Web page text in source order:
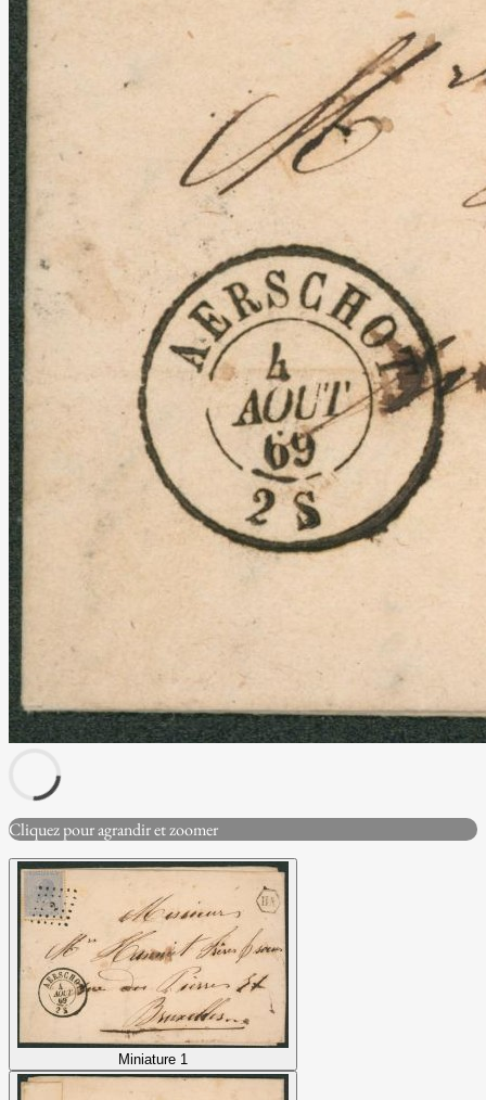
Cliquez pour agrandir et zoomer
Miniature 1